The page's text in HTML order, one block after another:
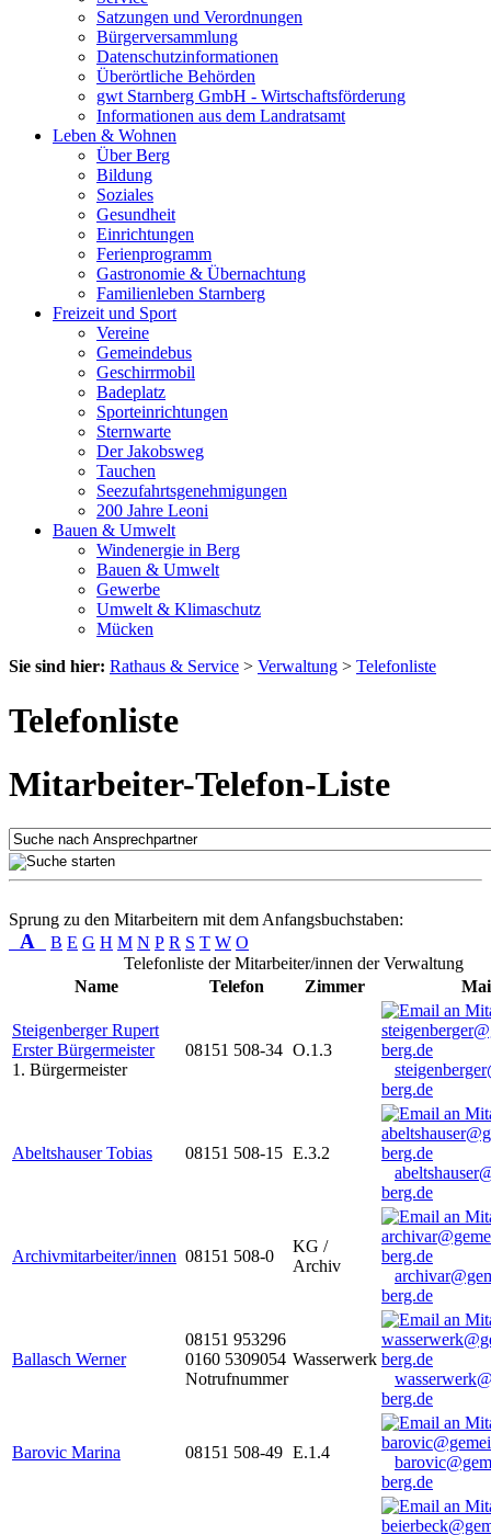
Satzungen und Verordnungen
Bürgerversammlung
Datenschutzinformationen
Überörtliche Behörden
gwt Starnberg GmbH - Wirtschaftsförderung
Informationen aus dem Landratsamt
Leben & Wohnen
Über Berg
Bildung
Soziales
Gesundheit
Einrichtungen
Ferienprogramm
Gastronomie & Übernachtung
Familienleben Starnberg
Freizeit und Sport
Vereine
Gemeindebus
Geschirrmobil
Badeplatz
Sporteinrichtungen
Sternwarte
Der Jakobsweg
Tauchen
Seezufahrtsgenehmigungen
200 Jahre Leoni
Bauen & Umwelt
Windenergie in Berg
Bauen & Umwelt
Gewerbe
Umwelt & Klimaschutz
Mücken
Sie sind hier: Rathaus & Service > Verwaltung > Telefonliste
Telefonliste
Mitarbeiter-Telefon-Liste
Sprung zu den Mitarbeitern mit dem Anfangsbuchstaben:
A B E G H M N P R S T W O
Telefonliste der Mitarbeiter/innen der Verwaltung
Name
Telefon Zimmer
Steigenberger Rupert
Erster Bürgermeister
1. Bürgermeister
08151 508-34 O.1.3
berg.de
Abeltshauser Tobias 08151 508-15 E.3.2
berg.de
Archivmitarbeiter/innen 08151 508-0
KG /
Archiv
berg.de
Ballasch Werner
08151 953296
0160 5309054
Notrufnummer
Wasserwerk
berg.de
Barovic Marina 08151 508-49 E.1.4
berg.de